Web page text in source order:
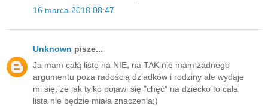
16 marca 2018 08:47
Unknown pisze...
Ja mam całą listę na NIE, na TAK nie mam żadnego
argumentu poza radością dziadków i rodziny ale wydaje
mi się, że jak tylko pojawi się "chęć" na dziecko to cała
lista nie będzie miała znaczenia;)